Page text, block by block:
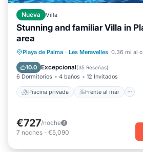
Nueva Villa
Stunning and familiar Villa in
area
Playa de Palma · Les Meravelles 0.36 mi al
10.0 Excepcional(35 Reseñas)
6 Dormitorios 4 baños 12 Invitados
Piscina privada Frente al mar
Piscina privada
Frente al
Aparcamiento
€727/noche
7 noches - €5,090